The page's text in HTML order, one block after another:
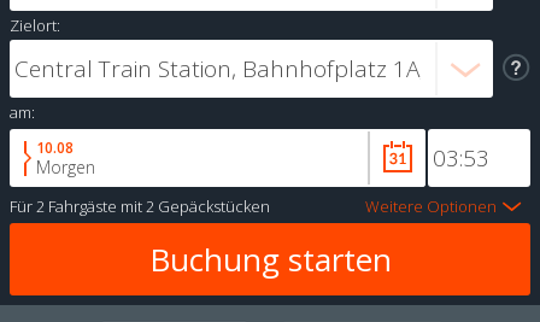
Zielort:
am:
10.08
Morgen
Für2 Fahrgäste mit2 Gepäckstücken Weitere Optionen